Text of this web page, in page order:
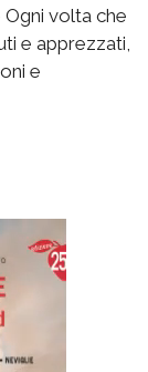
volta che
e apprezzati,
e